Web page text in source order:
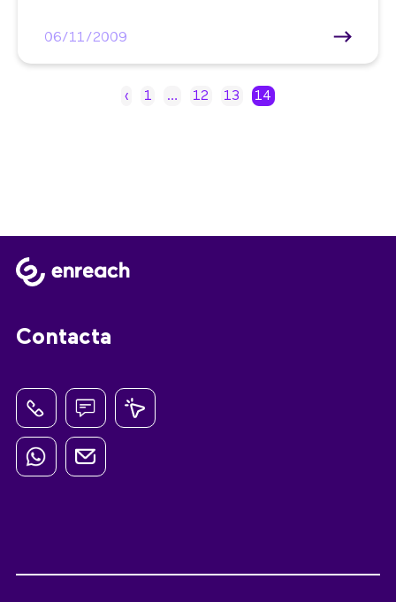
06/11/2009
‹ 1 … 12 13 14
Contacta